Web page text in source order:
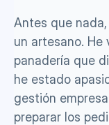
Antes que
un artesano. He
panadería que
he estado
gestión
preparar los